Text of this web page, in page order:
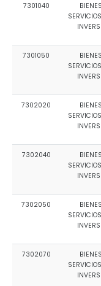
7301040
7301050
7302020
7302040
7302050
7302070